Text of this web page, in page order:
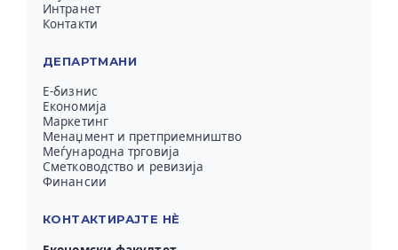
Интранет
Контакти
ДЕПАРТМАНИ
Е-бизнис
Економија
Маркетинг
Менаџмент и претприемништво
Меѓународна трговија
Сметководство и ревизија
Финансии
КОНТАКТИРАЈТЕ НЀ